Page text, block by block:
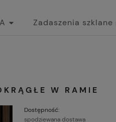
Zadaszenia szklane
W RAMIE
Dostępność:
spodziewana dostawa